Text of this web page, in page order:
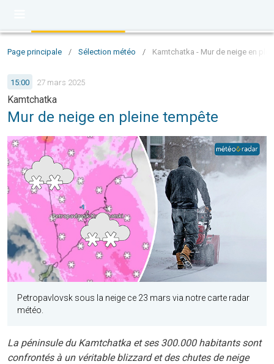
Page principale / Sélection météo / Kamtchatka - Mur de neige en
15:00 27 mars 2025
Kamtchatka
Mur de neige en pleine tempête
Petropavlovsk sous la neige ce 23 mars via notre carte radar
météo.
La péninsule du Kamtchatka et ses 300.000 habitants sont
confrontés à un véritable blizzard et des chutes de neige